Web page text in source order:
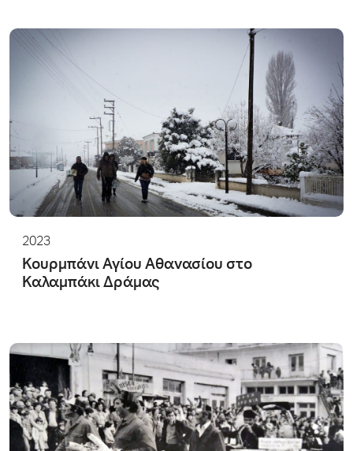
2023
Κουρμπάνι Αγίου Αθανασίου στο
Καλαμπάκι Δράμας